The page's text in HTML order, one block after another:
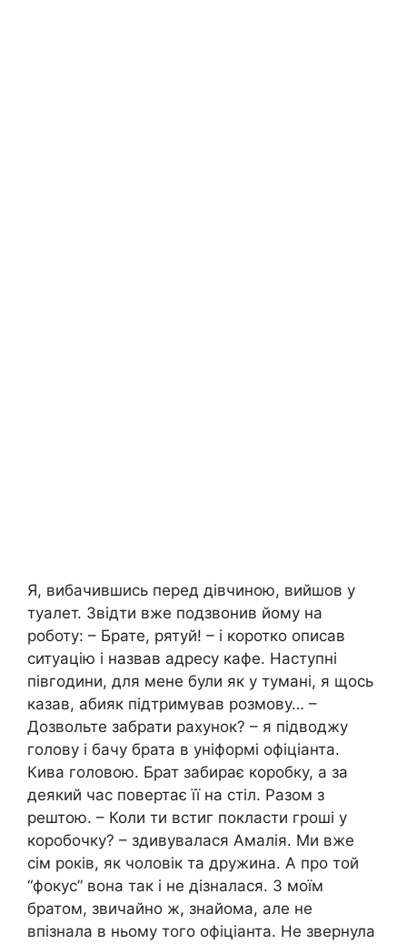
Я, вибачившись перед дівчиною, вийшов у
туалет. Звідти вже подзвонив йому на
роботу: – Брате, рятуй! – і коротко описав
ситуацію і назвав адресу кафе. Наступні
півгодини, для мене були як у тумані, я щось
казав, абияк підтримував розмову… –
Дозвольте забрати рахунок? – я підводжу
голову і бачу брата в уніформі офіціанта.
Кива головою. Брат забирає коробку, а за
деякий час повертає її на стіл. Разом з
рештою. – Коли ти встиг покласти гроші у
коробочку? – здивувалася Амалія. Ми вже
сім років, як чоловік та дружина. А про той
“фокус” вона так і не дізналася. З моїм
братом, звичайно ж, знайома, але не
впізнала в ньому того офіціанта. Не звернула